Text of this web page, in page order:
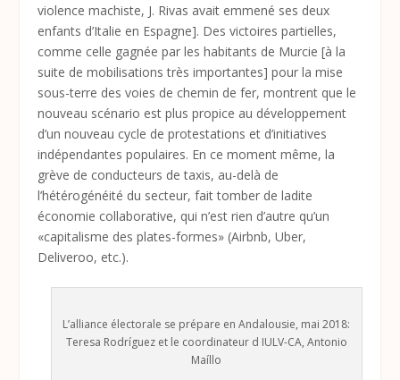
violence machiste, J. Rivas avait emmené ses deux
enfants d’Italie en Espagne]. Des victoires partielles,
comme celle gagnée par les habitants de Murcie [à la
suite de mobilisations très importantes] pour la mise
sous-terre des voies de chemin de fer, montrent que le
nouveau scénario est plus propice au développement
d’un nouveau cycle de protestations et d’initiatives
indépendantes populaires. En ce moment même, la
grève de conducteurs de taxis, au-delà de
l’hétérogénéité du secteur, fait tomber de ladite
économie collaborative, qui n’est rien d’autre qu’un
«capitalisme des plates-formes» (Airbnb, Uber,
Deliveroo, etc.).
L’alliance électorale se prépare en Andalousie, mai 2018:
Teresa Rodríguez et le coordinateur d IULV-CA, Antonio
Maíllo